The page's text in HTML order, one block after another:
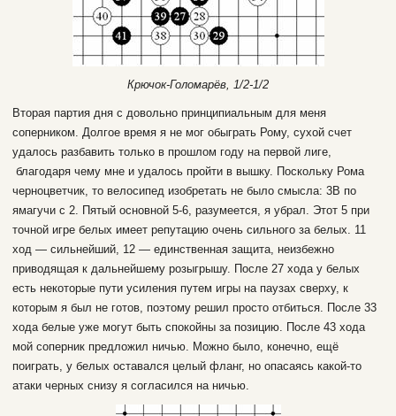
Крючок-Голомарёв, 1/2-1/2
Вторая партия дня с довольно принципиальным для меня
соперником. Долгое время я не мог обыграть Рому, сухой счет
удалось разбавить только в прошлом году на первой лиге,
благодаря чему мне и удалось пройти в вышку. Поскольку Рома
черноцветчик, то велосипед изобретать не было смысла: 3В по
ямагучи с 2. Пятый основной 5-6, разумеется, я убрал. Этот 5 при
точной игре белых имеет репутацию очень сильного за белых. 11
ход — сильнейший, 12 — единственная защита, неизбежно
приводящая к дальнейшему розыгрышу. После 27 хода у белых
есть некоторые пути усиления путем игры на паузах сверху, к
которым я был не готов, поэтому решил просто отбиться. После 33
хода белые уже могут быть спокойны за позицию. После 43 хода
мой соперник предложил ничью. Можно было, конечно, ещё
поиграть, у белых оставался целый фланг, но опасаясь какой-то
атаки черных снизу я согласился на ничью.